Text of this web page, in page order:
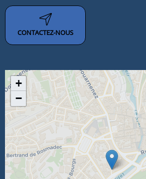
CONTACTEZ-NOUS
+
−